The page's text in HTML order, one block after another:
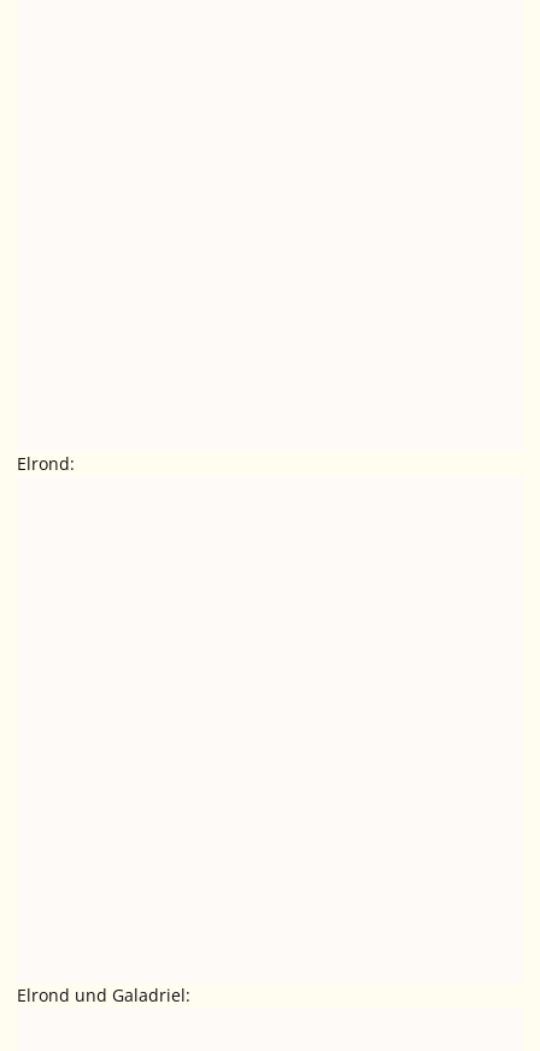
Elrond:
Elrond und Galadriel: